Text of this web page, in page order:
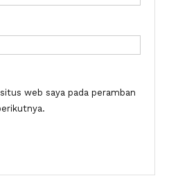
web saya pada peramban